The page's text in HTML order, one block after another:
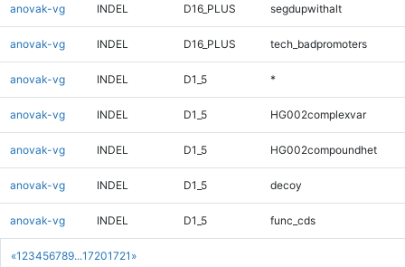
«1 23456789...17201721 »
anovak-vg INDEL D16_PLUS segdupwithalt
anovak-vg INDEL D16_PLUS tech_badpromoters
anovak-vg INDEL D1_5 *
anovak-vg INDEL D1_5 HG002complexvar
anovak-vg INDEL D1_5 HG002compoundhet
anovak-vg INDEL D1_5 decoy
anovak-vg INDEL D1_5 func_cds